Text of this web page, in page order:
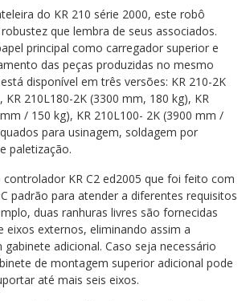
do KR 210 série 2000, este robô
que lembra de seus associados.
principal como carregador superior e
das peças produzidas no mesmo
disponível em três versões: KR 210-2K
KR 210L180-2K (3300 mm, 180 kg), KR
/ 150 kg), KR 210L100- 2K (3900 mm /
para usinagem, soldagem por
paletização.
KR C2 ed2005 que foi feito com
padrão para atender a diferentes requisitos
duas ranhuras livres são fornecidas
eixos externos, eliminando assim a
gabinete adicional. Caso seja necessário
de montagem superior adicional pode
até mais seis eixos.